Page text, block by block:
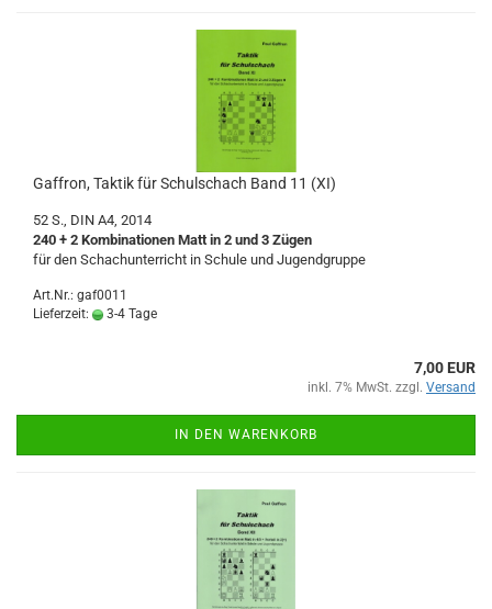
Gaffron, Taktik für Schulschach Band 11 (XI)
52 S., DIN A4, 2014
240 + 2 Kombinationen Matt in 2 und 3 Zügen
für den Schachunterricht in Schule und Jugendgruppe
Art.Nr.: gaf0011
Lieferzeit:
3-4 Tage
7,00 EUR
inkl. 7% MwSt. zzgl. Versand
IN DEN WARENKORB